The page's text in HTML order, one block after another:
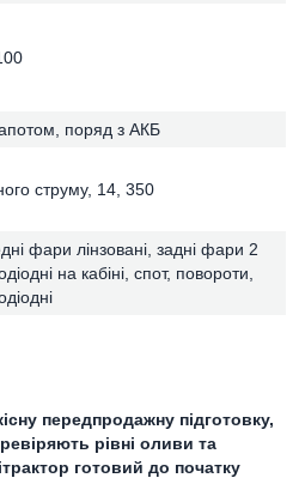
поряд з АКБ
струму, 14, 350
фари лінзовані, задні фари 2
на кабіні, спот, повороти,
передпродажну підготовку,
рівні оливи та
готовий до початку